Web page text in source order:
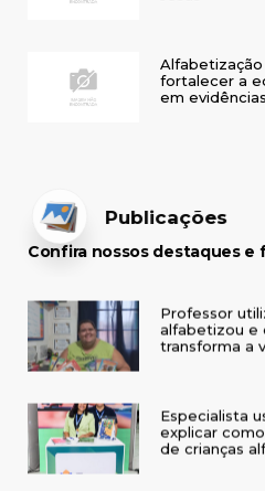
fortalecer a
em evidências
Publicações
Confira nossos destaques e
alfabetizou e
transforma a
do RS
explicar
de crianças